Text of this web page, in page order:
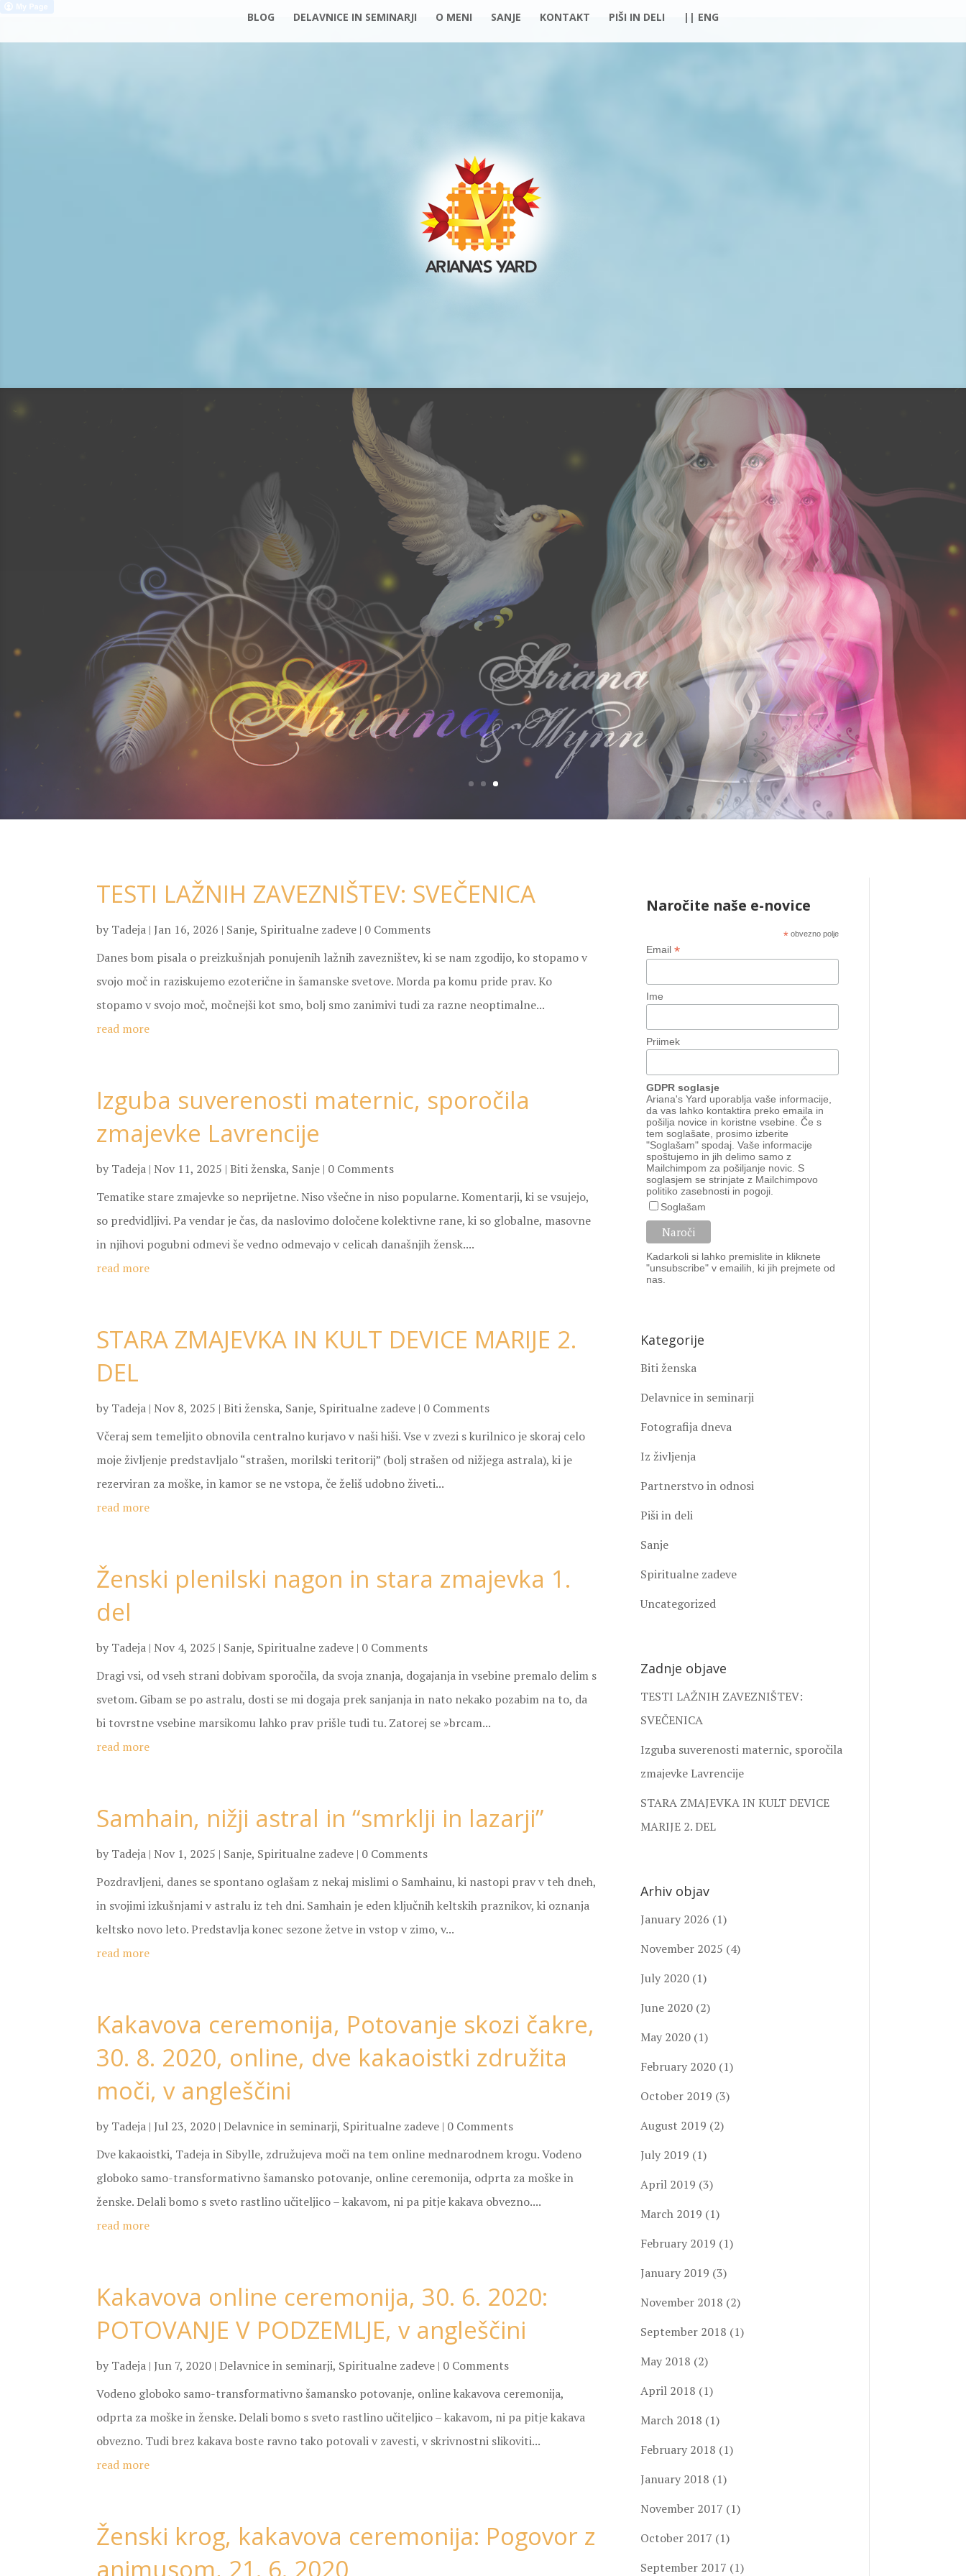
BLOG DELAVNICE IN SEMINARJI O MENI SANJE KONTAKT PIŠI IN DELI || ENG
TESTI LAŽNIH ZAVEZNIŠTEV: SVEČENICA
by Tadeja |Jan 16, 2026 | Sanje, Spiritualne zadeve | 0 Comments
Danes bom pisala o preizkušnjah ponujenih lažnih zavezništev, ki se nam zgodijo, ko stopamo v
svojo moč in raziskujemo ezoterične in šamanske svetove. Morda pa komu pride prav. Ko
stopamo v svojo moč, močnejši kot smo, bolj smo zanimivi tudi za razne neoptimalne...
read more
Izguba suverenosti maternic, sporočila
zmajevke Lavrencije
by Tadeja | Nov 11, 2025 |Biti ženska, Sanje | 0 Comments
Tematike stare zmajevke so neprijetne. Niso všečne in niso popularne. Komentarji, ki se vsujejo,
so predvidljivi. Pa vendar je čas, da naslovimo določene kolektivne rane, ki so globalne, masovne
in njihovi pogubni odmevi še vedno odmevajo v celicah današnjih žensk....
read more
STARA ZMAJEVKA IN KULT DEVICE MARIJE 2.
DEL
by Tadeja | Nov 8, 2025 |Biti ženska, Sanje, Spiritualne zadeve | 0 Comments
Včeraj sem temeljito obnovila centralno kurjavo v naši hiši. Vse v zvezi s kurilnico je skoraj celo
moje življenje predstavljalo “strašen, morilski teritorij” (bolj strašen od nižjega astrala), ki je
rezerviran za moške, in kamor se ne vstopa, če želiš udobno živeti...
read more
Ženski plenilski nagon in stara zmajevka 1.
del
by Tadeja | Nov 4, 2025 | Sanje, Spiritualne zadeve | 0 Comments
Dragi vsi, od vseh strani dobivam sporočila, da svoja znanja, dogajanja in vsebine premalo delim s
svetom. Gibam se po astralu, dosti se mi dogaja prek sanjanja in nato nekako pozabim na to, da
bi tovrstne vsebine marsikomu lahko prav prišle tudi tu. Zatorej se »brcam...
read more
Samhain, nižji astral in “smrklji in lazarji”
by Tadeja | Nov 1, 2025 | Sanje, Spiritualne zadeve | 0 Comments
Pozdravljeni, danes se spontano oglašam z nekaj mislimi o Samhainu, ki nastopi prav v teh dneh,
in svojimi izkušnjami v astralu iz teh dni. Samhain je eden ključnih keltskih praznikov, ki oznanja
keltsko novo leto. Predstavlja konec sezone žetve in vstop v zimo, v...
read more
Kakavova ceremonija, Potovanje skozi čakre,
30. 8. 2020, online, dve kakaoistki združita
moči, v angleščini
by Tadeja |Jul 23, 2020 |Delavnice in seminarji, Spiritualne zadeve | 0 Comments
Dve kakaoistki, Tadeja in Sibylle, združujeva moči na tem online mednarodnem krogu. Vodeno
globoko samo-transformativno šamansko potovanje, online ceremonija, odprta za moške in
ženske. Delali bomo s sveto rastlino učiteljico – kakavom, ni pa pitje kakava obvezno....
read more
Kakavova online ceremonija, 30. 6. 2020:
POTOVANJE V PODZEMLJE, v angleščini
by Tadeja |Jun 7, 2020 |Delavnice in seminarji, Spiritualne zadeve | 0 Comments
Vodeno globoko samo-transformativno šamansko potovanje, online kakavova ceremonija,
odprta za moške in ženske. Delali bomo s sveto rastlino učiteljico – kakavom, ni pa pitje kakava
obvezno. Tudi brez kakava boste ravno tako potovali v zavesti, v skrivnostni slikoviti...
read more
Ženski krog, kakavova ceremonija: Pogovor z
animusom, 21. 6. 2020
Naročite naše e-novice
* obvezno polje
Email*
Ime
Priimek
GDPR soglasje
Ariana's Yard uporablja vaše informacije,
da vas lahko kontaktira preko emaila in
pošilja novice in koristne vsebine. Če s
tem soglašate, prosimo izberite
"Soglašam" spodaj. Vaše informacije
spoštujemo in jih delimo samo z
Mailchimpom za pošiljanje novic. S
soglasjem se strinjate z Mailchimpovo
politiko zasebnosti in pogoji
Soglašam
Kadarkoli si lahko premislite in kliknete
"unsubscribe" v emailih, ki jih prejmete od
nas.
Kategorije
Biti ženska
Delavnice in seminarji
Fotografija dneva
Iz življenja
Partnerstvo in odnosi
Piši in deli
Sanje
Spiritualne zadeve
Uncategorized
Zadnje objave
TESTI LAŽNIH ZAVEZNIŠTEV:
SVEČENICA
Izguba suverenosti maternic, sporočila
zmajevke Lavrencije
STARA ZMAJEVKA IN KULT DEVICE
MARIJE 2. DEL
Arhiv objav
January 2026 (1)
November 2025 (4)
July 2020(1)
June 2020(2)
May 2020(1)
February 2020(1)
October 2019 (3)
August 2019 (2)
July 2019 (1)
April 2019 (3)
March 2019 (1)
February 2019 (1)
January 2019 (3)
November 2018 (2)
September 2018 (1)
May 2018 (2)
April 2018 (1)
March 2018 (1)
February 2018 (1)
January 2018 (1)
November 2017 (1)
October 2017 (1)
September 2017 (1)